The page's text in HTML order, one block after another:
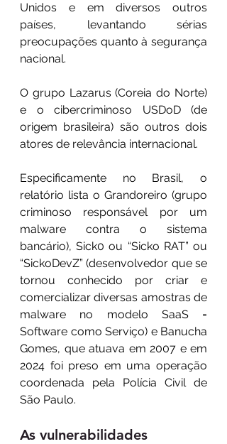
Unidos e em diversos outros
países, levantando sérias
preocupações quanto à segurança
nacional.
O grupo Lazarus (Coreia do Norte)
e o cibercriminoso USDoD (de
origem brasileira) são outros dois
atores de relevância internacional.
Especificamente no Brasil, o
relatório lista o Grandoreiro (grupo
criminoso responsável por um
malware contra o sistema
bancário), Sick0 ou “Sicko RAT” ou
“SickoDevZ” (desenvolvedor que se
tornou conhecido por criar e
comercializar diversas amostras de
malware no modelo SaaS =
Software como Serviço) e Banucha
Gomes, que atuava em 2007 e em
2024 foi preso em uma operação
coordenada pela Polícia Civil de
São Paulo.
As vulnerabilidades